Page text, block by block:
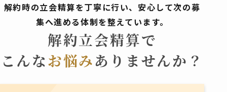
解約時の立会精算を丁寧に行い、安心して次の募
集へ進める体制を整えています。
解約立会精算で
こんなお悩みありませんか？